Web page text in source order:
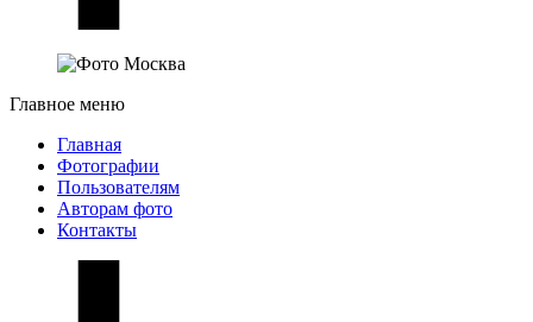
Главное меню
Главная
Фотографии
Пользователям
Авторам фото
Контакты